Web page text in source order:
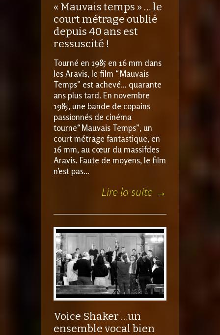
« Mauvais temps » … le
court métrage oublié
depuis 40 ans est
ressuscité !
Tourné en 1985 en 16 mm dans
les Aravis, le film “Mauvais
Temps” est achevé… quarante
ans plus tard. En novembre
1985, une bande de copains
passionnés de cinéma
tourne“Mauvais Temps”, un
court métrage fantastique, en
16 mm, au cœur du massifdes
Aravis. Faute de moyens, le film
n’est pas…
Lire la suite →
Voice Shaker …un
ensemble vocal bien